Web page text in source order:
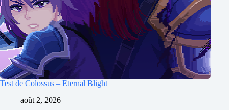
Test de Colossus – Eternal Blight
août 2, 2026